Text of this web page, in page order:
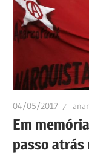
04/05/2017
Em
passo